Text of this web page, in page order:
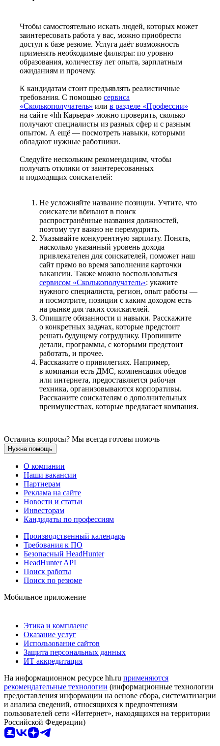
Чтобы самостоятельно искать людей, которых может
заинтересовать работа у вас, можно приобрести
доступ к базе резюме. Услуга даёт возможность
применять необходимые фильтры: по уровню
образования, количеству лет опыта, зарплатным
ожиданиям и прочему.
К кандидатам стоит предъявлять реалистичные
требования. С помощью сервиса
«Сколькополучатель» или в разделе «Профессии»
на сайте «hh Карьера» можно проверить, сколько
получают специалисты из разных сфер и с разным
опытом. А ещё — посмотреть навыки, которыми
обладают нужные работники.
Следуйте нескольким рекомендациям, чтобы
получать отклики от заинтересованных
и подходящих соискателей:
Не усложняйте название позиции. Учтите, что
соискатели вбивают в поиск
распространённые названия должностей,
поэтому тут важно не перемудрить.
Указывайте конкурентную зарплату. Понять,
насколько указанный уровень дохода
привлекателен для соискателей, поможет наш
сайт прямо во время заполнения карточки
вакансии. Также можно воспользоваться
сервисом «Сколькополучатель»: укажите
нужного специалиста, регион, опыт работы —
и посмотрите, позиции с каким доходом есть
на рынке для таких соискателей.
Опишите обязанности и навыки. Расскажите
о конкретных задачах, которые предстоит
решать будущему сотруднику. Пропишите
детали, программы, с которыми предстоит
работать, и прочее.
Расскажите о привилегиях. Например,
в компании есть ДМС, компенсация обедов
или интернета, предоставляется рабочая
техника, организовываются корпоративы.
Расскажите соискателям о дополнительных
преимуществах, которые предлагает компания.
Остались вопросы? Мы всегда готовы помочь
Нужна помощь
О компании
Наши вакансии
Партнерам
Реклама на сайте
Новости и статьи
Инвесторам
Кандидаты по профессиям
Производственный календарь
Требования к ПО
Безопасный HeadHunter
HeadHunter API
Поиск работы
Поиск по резюме
Мобильное приложение
Этика и комплаенс
Оказание услуг
Использование сайтов
Защита персональных данных
ИТ аккредитация
На информационном ресурсе hh.ru применяются
рекомендательные технологии (информационные технологии
предоставления информации на основе сбора, систематизации
и анализа сведений, относящихся к предпочтениям
пользователей сети «Интернет», находящихся на территории
Российской Федерации)